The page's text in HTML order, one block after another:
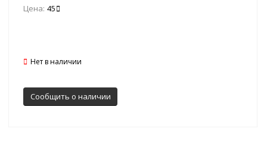
Цена: 45
Нет в наличии
Сообщить о наличии